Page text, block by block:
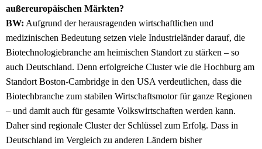
außereuropäischen Märkten?
BW: Aufgrund der herausragenden wirtschaftlichen und
medizinischen Bedeutung setzen viele Industrieländer darauf, die
Biotechnologiebranche am heimischen Standort zu stärken – so
auch Deutschland. Denn erfolgreiche Cluster wie die Hochburg am
Standort Boston-Cambridge in den USA verdeutlichen, dass die
Biotechbranche zum stabilen Wirtschaftsmotor für ganze Regionen
– und damit auch für gesamte Volkswirtschaften werden kann.
Daher sind regionale Cluster der Schlüssel zum Erfolg. Dass in
Deutschland im Vergleich zu anderen Ländern bisher